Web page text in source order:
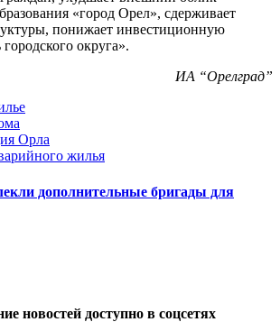
«город Орел», сдерживает
понижает инвестиционную
округа».
ИА “Орелград”
Орла
жилья
дополнительные бригады для
новостей доступно в соцсетях